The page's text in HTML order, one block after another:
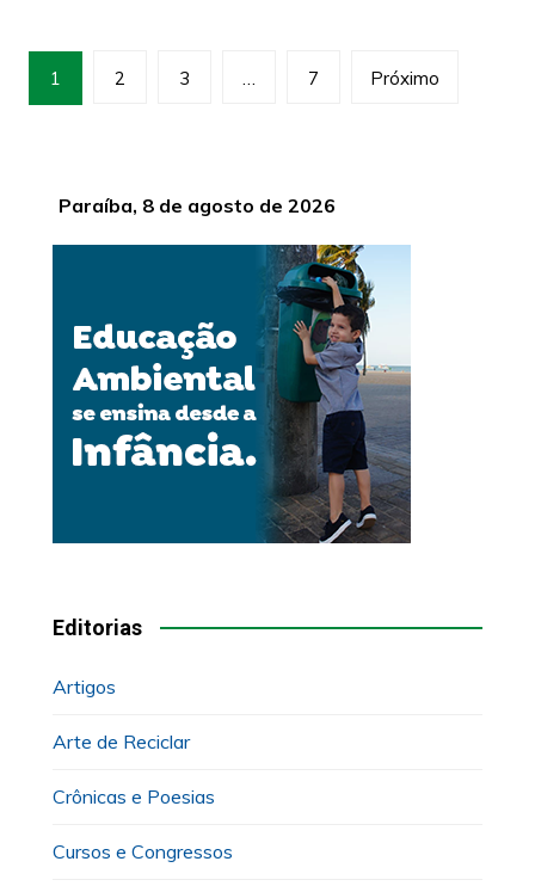
Paginação
de
1 2 3 … 7 Próximo
Paraíba, 8 de agosto de 2026
Editorias
Artigos
Arte de Reciclar
Crônicas e Poesias
Cursos e Congressos